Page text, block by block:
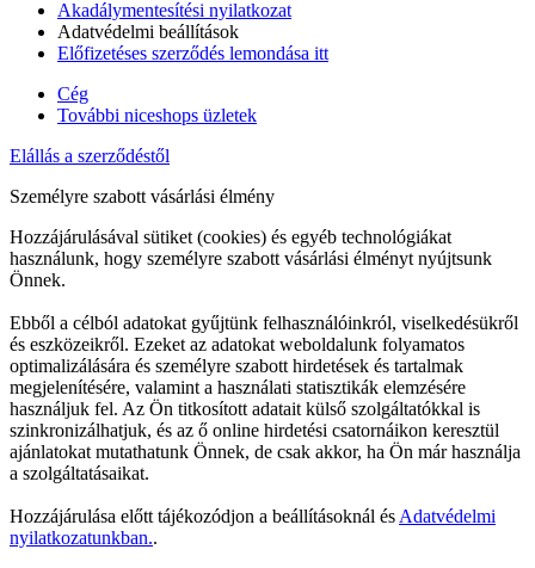
Akadálymentesítési nyilatkozat
Adatvédelmi beállítások
Előfizetéses szerződés lemondása itt
Cég
További niceshops üzletek
Elállás a szerződéstől
Személyre szabott vásárlási élmény
Hozzájárulásával sütiket (cookies) és egyéb technológiákat
használunk, hogy személyre szabott vásárlási élményt nyújtsunk
Önnek.
Ebből a célból adatokat gyűjtünk felhasználóinkról, viselkedésükről
és eszközeikről. Ezeket az adatokat weboldalunk folyamatos
optimalizálására és személyre szabott hirdetések és tartalmak
megjelenítésére, valamint a használati statisztikák elemzésére
használjuk fel. Az Ön titkosított adatait külső szolgáltatókkal is
szinkronizálhatjuk, és az ő online hirdetési csatornáikon keresztül
ajánlatokat mutathatunk Önnek, de csak akkor, ha Ön már használja
a szolgáltatásaikat.
Hozzájárulása előtt tájékozódjon a beállításoknál és Adatvédelmi
nyilatkozatunkban..